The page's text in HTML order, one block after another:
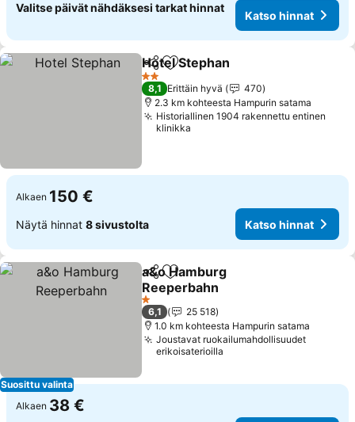
Valitse päivät nähdäksesi tarkat hinnat
Katso hinnat
Jaa Lisää suosikkeihin
Hotel Stephan
2 Tähtiluokitus
8,1 Erittäin hyvä
470
2.3 km kohteesta Hampurin satama
Historiallinen 1904 rakennettu entinen
klinikka
Alkaen 150 €
Näytä hinnat 8 sivustolta Katso hinnat
Suosittu valinta
Jaa Lisää suosikkeihin
a&o Hamburg
Reeperbahn
Katso hinnat
1 Tähtiluokitus
6,1
25 518
1.0 km kohteesta Hampurin satama
Joustavat ruokailumahdollisuudet
erikoisaterioilla
Alkaen 38 €